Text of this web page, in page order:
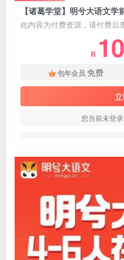
此内容为付费资源，请付费后
R 10
包年会员 免费
您当前未登